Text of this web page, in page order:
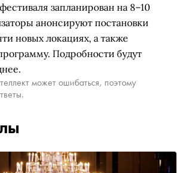
запланирован на 8–10
анонсируют постановки
новых локациях, а также
Подробности будут
может ошибаться, поэтому